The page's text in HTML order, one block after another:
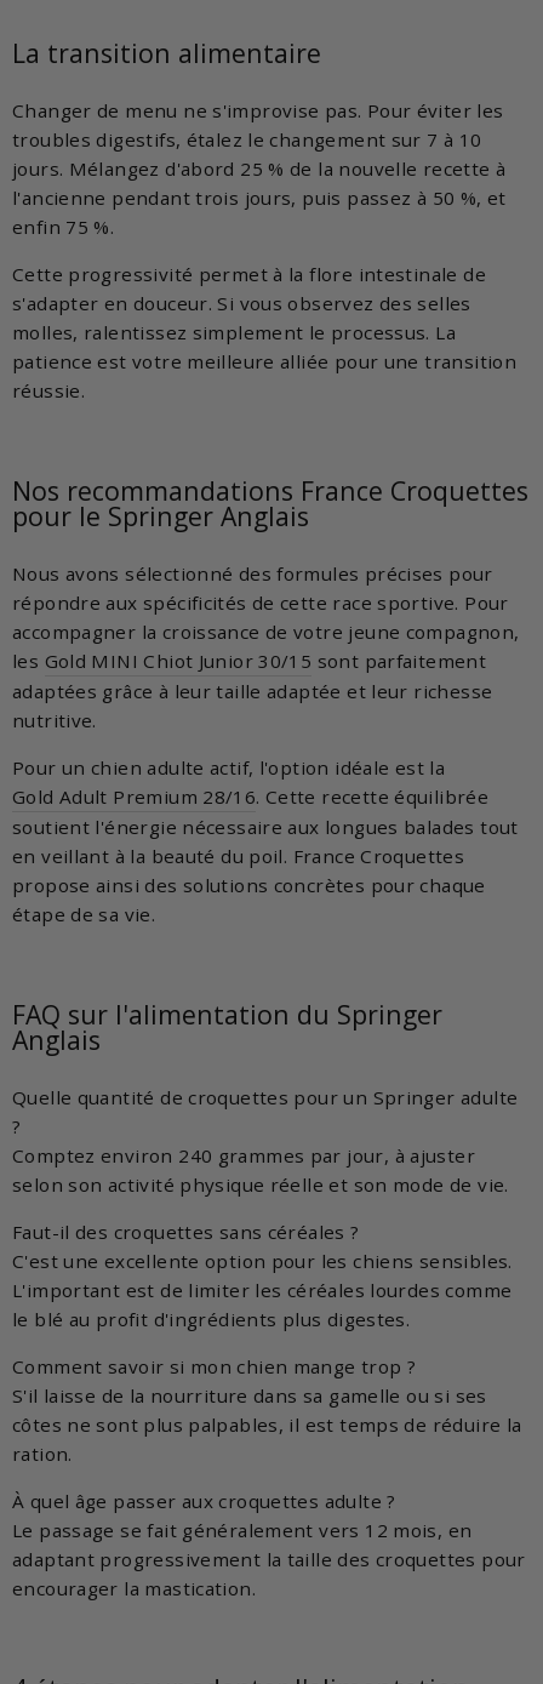
La transition alimentaire
Changer de menu ne s'improvise pas. Pour éviter les
troubles digestifs, étalez le changement sur 7 à 10
jours. Mélangez d'abord 25 % de la nouvelle recette à
l'ancienne pendant trois jours, puis passez à 50 %, et
enfin 75 %.
Cette progressivité permet à la flore intestinale de
s'adapter en douceur. Si vous observez des selles
molles, ralentissez simplement le processus. La
patience est votre meilleure alliée pour une transition
réussie.
Nos recommandations France Croquettes
pour le Springer Anglais
Nous avons sélectionné des formules précises pour
répondre aux spécificités de cette race sportive. Pour
accompagner la croissance de votre jeune compagnon,
les Gold MINI Chiot Junior 30/15 sont parfaitement
adaptées grâce à leur taille adaptée et leur richesse
nutritive.
Pour un chien adulte actif, l'option idéale est la
Gold Adult Premium 28/16. Cette recette équilibrée
soutient l'énergie nécessaire aux longues balades tout
en veillant à la beauté du poil. France Croquettes
propose ainsi des solutions concrètes pour chaque
étape de sa vie.
FAQ sur l'alimentation du Springer
Anglais
Quelle quantité de croquettes pour un Springer adulte
?
Comptez environ 240 grammes par jour, à ajuster
selon son activité physique réelle et son mode de vie.
Faut-il des croquettes sans céréales ?
C'est une excellente option pour les chiens sensibles.
L'important est de limiter les céréales lourdes comme
le blé au profit d'ingrédients plus digestes.
Comment savoir si mon chien mange trop ?
S'il laisse de la nourriture dans sa gamelle ou si ses
côtes ne sont plus palpables, il est temps de réduire la
ration.
À quel âge passer aux croquettes adulte ?
Le passage se fait généralement vers 12 mois, en
adaptant progressivement la taille des croquettes pour
encourager la mastication.